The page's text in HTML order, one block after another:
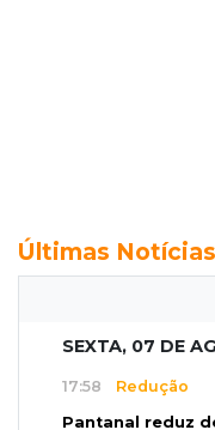
Últimas Notícias
SEXTA, 07 DE
17:58 Redução
Pantanal reduz